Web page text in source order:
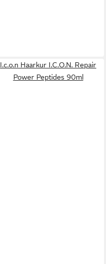
I.c.o.n Haarkur I.C.O.N. Repair
Power Peptides 90ml